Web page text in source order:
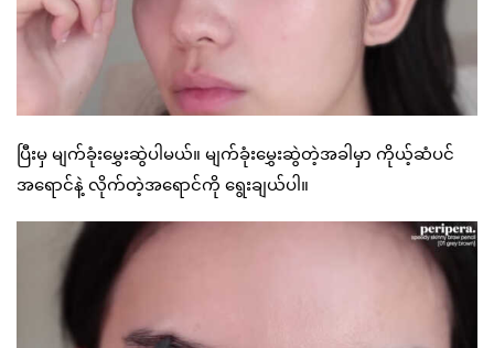
ပြီးမှ မျက်ခုံးမွှေးဆွဲပါမယ်။ မျက်ခုံးမွှေးဆွဲတဲ့အခါမှာ ကိုယ့်ဆံပင်
အရောင်နဲ့ လိုက်တဲ့အရောင်ကို ရွေးချယ်ပါ။